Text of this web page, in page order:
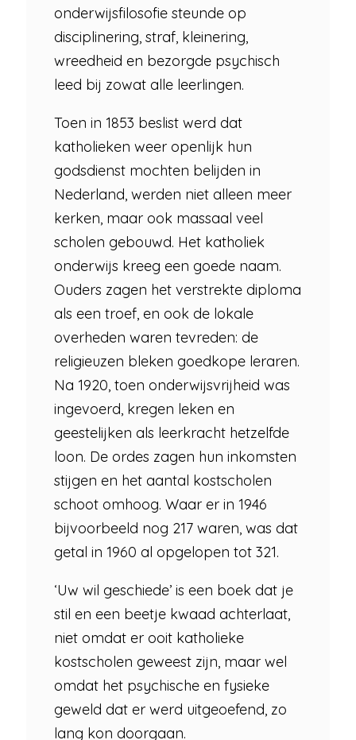
onderwijsfilosofie steunde op
disciplinering, straf, kleinering,
wreedheid en bezorgde psychisch
leed bij zowat alle leerlingen.
Toen in 1853 beslist werd dat
katholieken weer openlijk hun
godsdienst mochten belijden in
Nederland, werden niet alleen meer
kerken, maar ook massaal veel
scholen gebouwd. Het katholiek
onderwijs kreeg een goede naam.
Ouders zagen het verstrekte diploma
als een troef, en ook de lokale
overheden waren tevreden: de
religieuzen bleken goedkope leraren.
Na 1920, toen onderwijsvrijheid was
ingevoerd, kregen leken en
geestelijken als leerkracht hetzelfde
loon. De ordes zagen hun inkomsten
stijgen en het aantal kostscholen
schoot omhoog. Waar er in 1946
bijvoorbeeld nog 217 waren, was dat
getal in 1960 al opgelopen tot 321.
‘Uw wil geschiede’ is een boek dat je
stil en een beetje kwaad achterlaat,
niet omdat er ooit katholieke
kostscholen geweest zijn, maar wel
omdat het psychische en fysieke
geweld dat er werd uitgeoefend, zo
lang kon doorgaan.